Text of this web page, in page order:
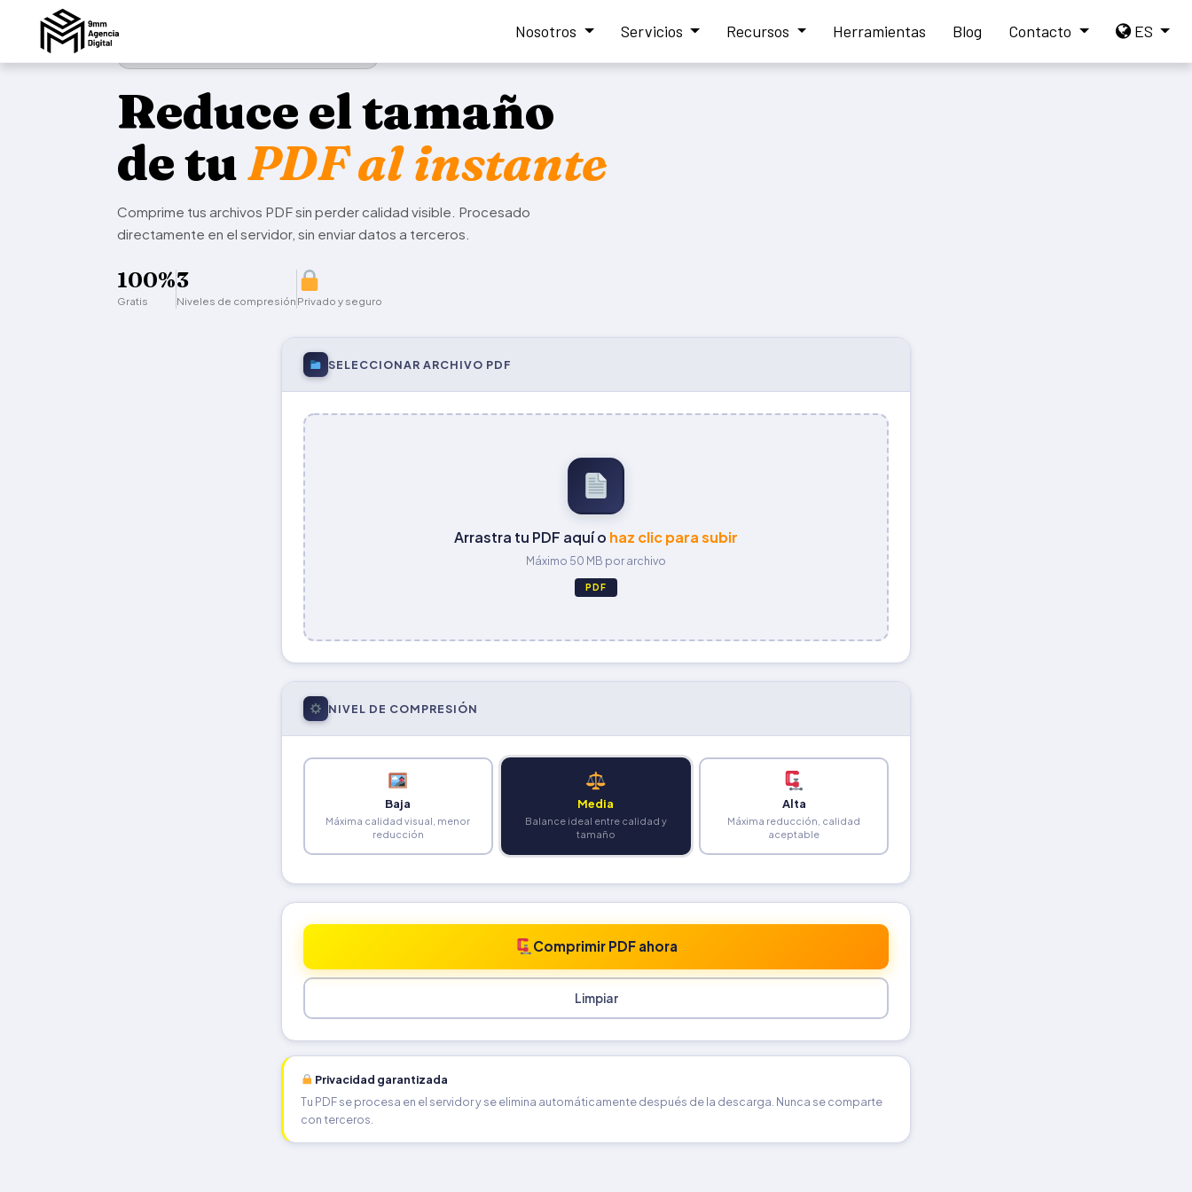
Nosotros Servicios Recursos Herramientas Blog Contacto ES
Reduce el tamaño
de tuPDF al instante
Comprime tus archivos PDF sin perder calidad visible. Procesado
directamente en el servidor, sin enviar datos a terceros.
100%
Gratis
3
Niveles de compresión Privado y seguro
SELECCIONAR ARCHIVO PDF
Arrastra tu PDF aquí o haz clic para subir
Máximo 50 MB por archivo
PDF
NIVEL DE COMPRESIÓN
Baja
Máxima calidad visual, menor
reducción
Media
Balance ideal entre calidad y
tamaño
Alta
Máxima reducción, calidad
aceptable
Comprimir PDF ahora
Limpiar
Privacidad garantizada
Tu PDF se procesa en el servidor y se elimina automáticamente después de la descarga. Nunca se comparte
con terceros.